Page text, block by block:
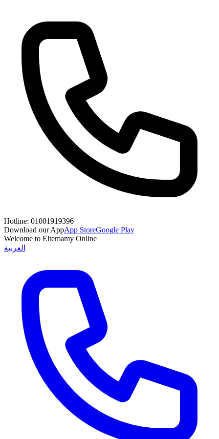
Hotline: 01001919396
Download our AppApp StoreGoogle Play
Welcome to Eltemamy Online
العربية